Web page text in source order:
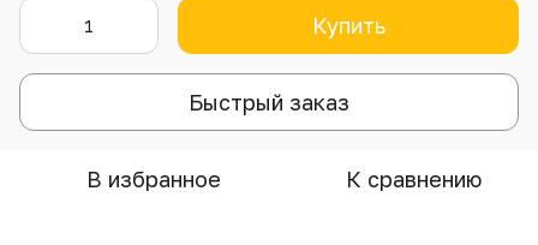
Купить
Быстрый заказ
В избранное К сравнению